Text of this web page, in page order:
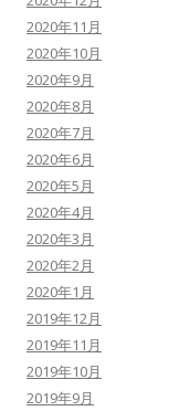
2020年11月
2020年10月
2020年9月
2020年8月
2020年7月
2020年6月
2020年5月
2020年4月
2020年3月
2020年2月
2020年1月
2019年12月
2019年11月
2019年10月
2019年9月